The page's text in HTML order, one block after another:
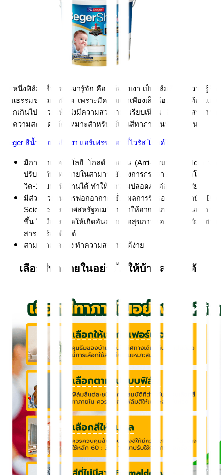
อีกหนึ่งฟิล์มสีที่จะชวนมารู้จัก คือ ฟิล์มกึ่งเงา เป็นฟิล์มสีที่ให้ความรู้สึก
เป็นธรรมชาติมากที่สุด เพราะมีความเงาเพียงเล็กน้อย ไม่สะท้อนแสง
มากเกินไป ช่วยให้ผนังมีความสวยงาม เรียบเนียน อีกทั้งยังสามารถ
ทำความสะอาดได้ดี เหมาะสำหรับใช้เป็นสีทาภายในห้องนั่งเล่น
Beger สีน้ำภายในกึ่งเงา แอร์เฟรซ แอนตี้ไวรัส โกลด์ไอออน
มีการนำเทคโนโลยี โกลด์ ไอออน (Anti-Virus Gold Ion) มา
ปรับใช้กับสีทาภายในสามารถยับยั้งการกระจายของเชื้อโค
วิด-19 บนผนังบ้านได้ ทำให้มีความปลอดภัยต่อผู้อยู่อาศัย
มีส่วนช่วยในการฟอกอากาศ ซึ่งมีผลการรับรองจากสถาบัน Bio
Science ประเทศสหรัฐอเมริกา ทำให้อากาศภายในบ้านสะอาด
ขึ้น ไม่มีสารที่ก่อให้เกิดอันตรายต่อสุขภาพของผู้อยู่อาศัย อย่าง
สารฟอร์มัลดีไฮด์
สามารถเช็ดล้าง ทำความสะอาดได้ง่าย
เลือกสีทาภายในอย่างไรให้บ้านสวยลงตัว